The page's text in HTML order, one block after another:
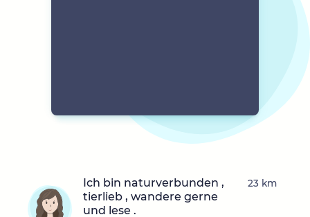
Ich bin naturverbunden ,
tierlieb , wandere gerne
und lese .
23 km